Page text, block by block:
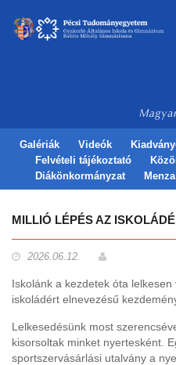
Galériák Videók
Felvételi tájékoztató
Diákönkormányzat
Menza
MILLIÓ LÉPÉS AZ
2026.06.12.
Iskolánk a kezdetek óta
iskoládért elnevezésű
Lelkesedésünk most
kisorsoltak minket nyertesként.
sportszervásárlási utalvány a